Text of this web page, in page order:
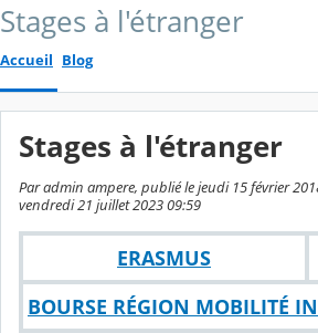
Stages à l'étranger
Accueil Blog
Stages à l'étranger
Par admin ampere, publié le jeudi 15 février
vendredi 21 juillet 2023 09:59
ERASMUS
BOURSE RÉGION MOBILITÉ